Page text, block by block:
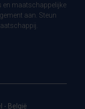
en maatschappelijke
aan. Steun
- België